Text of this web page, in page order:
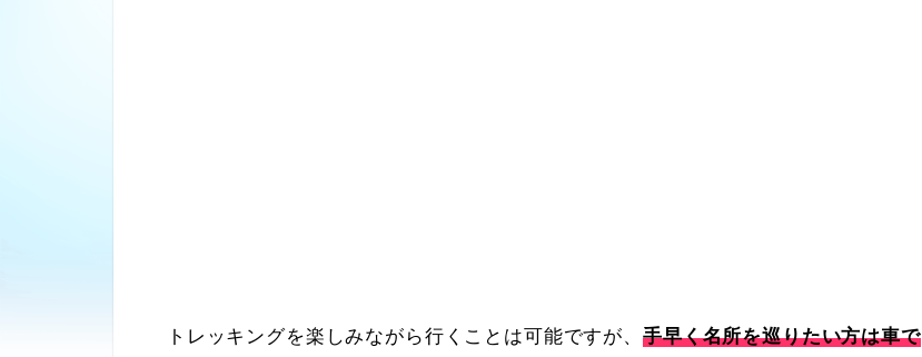
トレッキングを楽しみながら行くことは可能ですが、 手早く名所を巡りたい方は車で